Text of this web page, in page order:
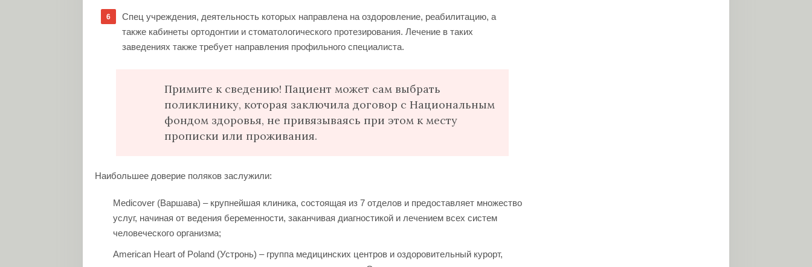
Спец учреждения, деятельность которых направлена на оздоровление, реабилитацию, а
также кабинеты ортодонтии и стоматологического протезирования. Лечение в таких
заведениях также требует направления профильного специалиста.
Примите к сведению! Пациент может сам выбрать
поликлинику, которая заключила договор с Национальным
фондом здоровья, не привязываясь при этом к месту
прописки или проживания.
Наибольшее доверие поляков заслужили:
Medicover (Варшава) – крупнейшая клиника, состоящая из 7 отделов и предоставляет множество
услуг, начиная от ведения беременности, заканчивая диагностикой и лечением всех систем
человеческого организма;
American Heart of Poland (Устронь) – группа медицинских центров и оздоровительный курорт,